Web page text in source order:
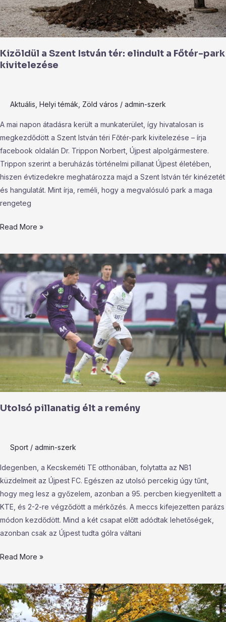
Kizöldül a Szent István tér: elindult a Főtér-park
kivitelezése
Aktuális Helyi témák Zöld város / admin-szerk
A mai napon átadásra került a munkaterület, így hivatalosan is
megkezdődött a Szent István téri Főtér-park kivitelezése – írja
facebook oldalán Dr. Trippon Norbert, Újpest alpolgármestere.
Trippon szerint a beruházás történelmi pillanat Újpest életében,
hiszen évtizedekre meghatározza majd a Szent István tér kinézetét
és hangulatát. Mint írja, reméli, hogy a megvalósuló park a maga
rengeteg
Read More »
Utolsó pillanatig élt a remény
Sport / admin-szerk
Idegenben, a Kecskeméti TE otthonában, folytatta az NB1
küzdelmeit az Újpest FC. Egészen az utolsó percekig úgy tűnt,
hogy meg lesz a győzelem, azonban a 95. percben kiegyenlített a
KTE, és 2-2-re végződött a mérkőzés. A meccs kifejezetten parázs
módon kezdődött. Mind a két csapat előtt adódtak lehetőségek,
azonban csak az Újpest tudta gólra váltani
Utolsó
pillanatig
élt
a
remény
Read More »
Újpest
új
nyilvános